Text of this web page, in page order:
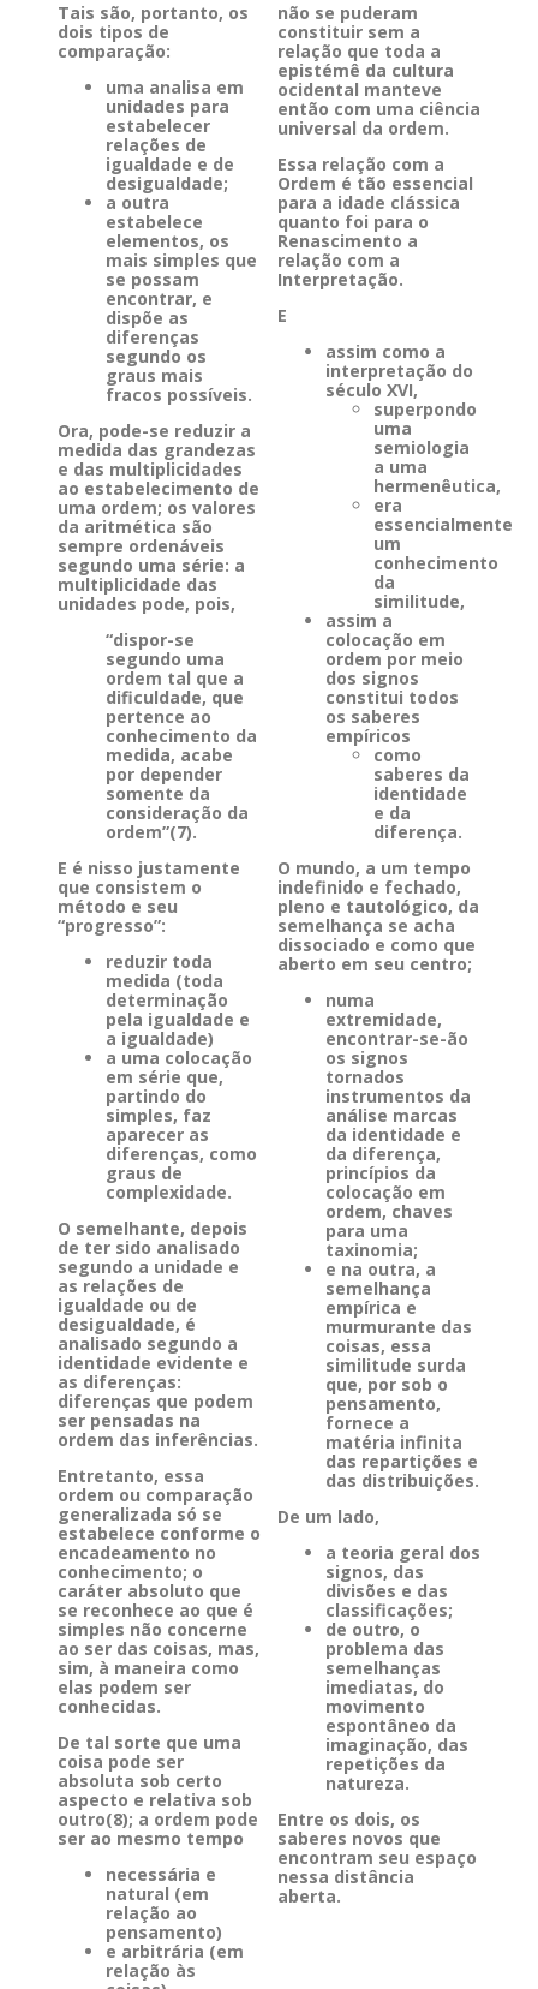
Tais são, portanto, os
dois tipos de
comparação:
uma analisa em
unidades para
estabelecer
relações de
igualdade e de
desigualdade;
a outra
estabelece
elementos, os
mais simples que
se possam
encontrar, e
dispõe as
diferenças
segundo os
graus mais
fracos possíveis.
Ora, pode-se reduzir a
medida das grandezas
e das multiplicidades
ao estabelecimento de
uma ordem; os valores
da aritmética são
sempre ordenáveis
segundo uma série: a
multiplicidade das
unidades pode, pois,
“dispor-se
segundo uma
ordem tal que a
dificuldade, que
pertence ao
conhecimento da
medida, acabe
por depender
somente da
consideração da
ordem”(7).
E é nisso justamente
que consistem o
método e seu
“progresso”:
reduzir toda
medida (toda
determinação
pela igualdade e
a igualdade)
a uma colocação
em série que,
partindo do
simples, faz
aparecer as
diferenças, como
graus de
complexidade.
O semelhante, depois
de ter sido analisado
segundo a unidade e
as relações de
igualdade ou de
desigualdade, é
analisado segundo a
identidade evidente e
as diferenças:
diferenças que podem
ser pensadas na
ordem das inferências.
Entretanto, essa
ordem ou comparação
generalizada só se
estabelece conforme o
encadeamento no
conhecimento; o
caráter absoluto que
se reconhece ao que é
simples não concerne
ao ser das coisas, mas,
sim, à maneira como
elas podem ser
conhecidas.
De tal sorte que uma
coisa pode ser
absoluta sob certo
aspecto e relativa sob
outro(8); a ordem pode
ser ao mesmo tempo
necessária e
natural (em
relação ao
pensamento)
e arbitrária (em
relação às
não se puderam
constituir sem a
relação que toda a
epistémê da cultura
ocidental manteve
então com uma ciência
universal da ordem.
Essa relação com a
Ordem é tão essencial
para a idade clássica
quanto foi para o
Renascimento a
relação com a
Interpretação.
E
assim como a
interpretação do
século XVI,
superpondo
uma
semiologia
a uma
hermenêutica,
era
essencialmente
um
conhecimento
da
similitude,
assim a
colocação em
ordem por meio
dos signos
constitui todos
os saberes
empíricos
como
saberes da
identidade
e da
diferença.
O mundo, a um tempo
indefinido e fechado,
pleno e tautológico, da
semelhança se acha
dissociado e como que
aberto em seu centro;
numa
extremidade,
encontrar-se-ão
os signos
tornados
instrumentos da
análise marcas
da identidade e
da diferença,
princípios da
colocação em
ordem, chaves
para uma
taxinomia;
e na outra, a
semelhança
empírica e
murmurante das
coisas, essa
similitude surda
que, por sob o
pensamento,
fornece a
matéria infinita
das repartições e
das distribuições.
De um lado,
a teoria geral dos
signos, das
divisões e das
classificações;
de outro, o
problema das
semelhanças
imediatas, do
movimento
espontâneo da
imaginação, das
repetições da
natureza.
Entre os dois, os
saberes novos que
encontram seu espaço
nessa distância
aberta.